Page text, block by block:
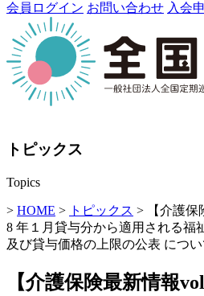
会員ログイン お問い合わせ 入会
トピックス
Topics
> HOME > トピックス > 【介護保
8 年１月貸与分から適用される福
及び貸与価格の上限の公表 につ
【介護保険最新情報